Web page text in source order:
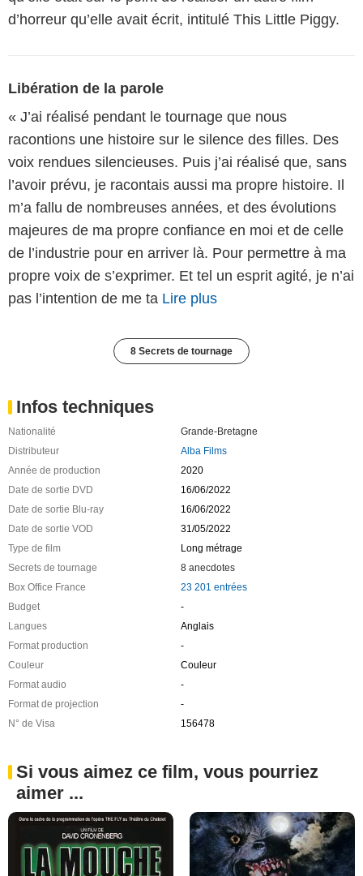
d’horreur qu’elle avait écrit, intitulé This Little Piggy.
Libération de la parole
« J’ai réalisé pendant le tournage que nous
racontions une histoire sur le silence des filles. Des
voix rendues silencieuses. Puis j’ai réalisé que, sans
l’avoir prévu, je racontais aussi ma propre histoire. Il
m’a fallu de nombreuses années, et des évolutions
majeures de ma propre confiance en moi et de celle
de l’industrie pour en arriver là. Pour permettre à ma
propre voix de s’exprimer. Et tel un esprit agité, je n’ai
pas l’intention de me ta Lire plus
8 Secrets de tournage
Infos techniques
Nationalité
Grande-Bretagne
Distributeur
Alba Films
Année de production
2020
Date de sortie DVD
16/06/2022
Date de sortie Blu-ray
16/06/2022
Date de sortie VOD
31/05/2022
Type de film
Long métrage
Secrets de tournage
8 anecdotes
Box Office France
23 201 entrées
Budget
-
Langues
Anglais
Format production
-
Couleur
Couleur
Format audio
-
Format de projection
-
N° de Visa
156478
Si vous aimez ce film, vous pourriez
aimer ...